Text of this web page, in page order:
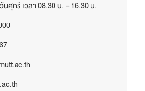
นศุกร์ เวลา 08.30 น. – 16.30 น.